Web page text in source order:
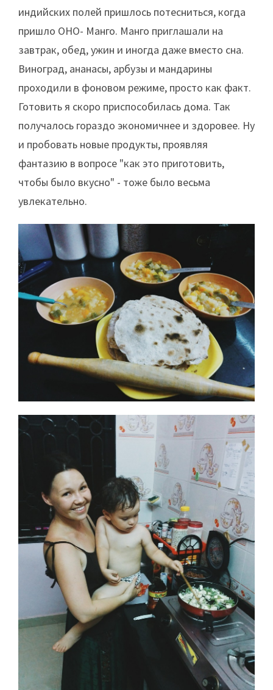
индийских полей пришлось потесниться, когда
пришло ОНО- Манго. Манго приглашали на
завтрак, обед, ужин и иногда даже вместо сна.
Виноград, ананасы, арбузы и мандарины
проходили в фоновом режиме, просто как факт.
Готовить я скоро приспособилась дома. Так
получалось гораздо экономичнее и здоровее. Ну
и пробовать новые продукты, проявляя
фантазию в вопросе "как это приготовить,
чтобы было вкусно" - тоже было весьма
увлекательно.